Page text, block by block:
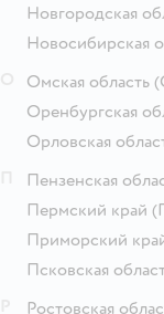
Новгородская
Новосибирская
Омская область
Оренбургская
Орловская
Пензенская
Пермский край
Приморский
Псковская
Ростовская